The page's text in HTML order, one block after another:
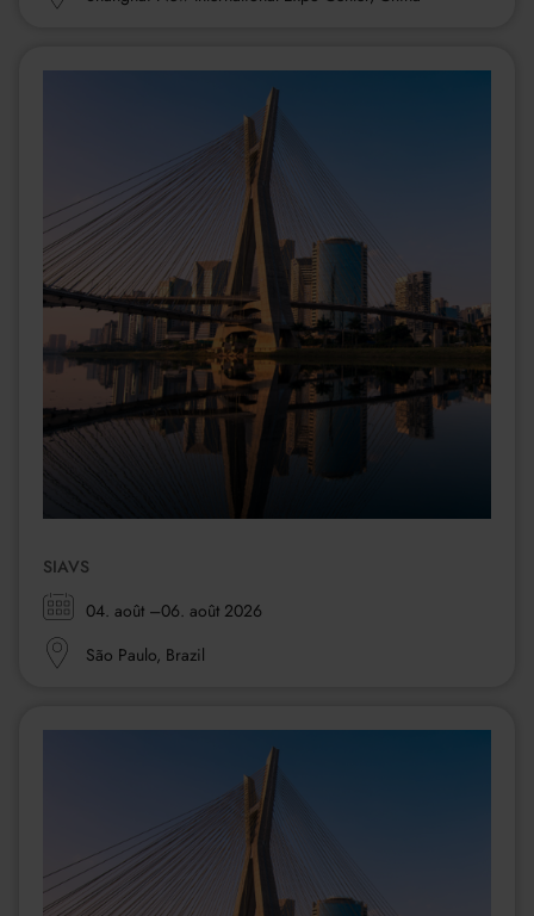
SIAVS
Zeitraum:04. août –06. août 2026
Ort:
São Paulo, Brazil